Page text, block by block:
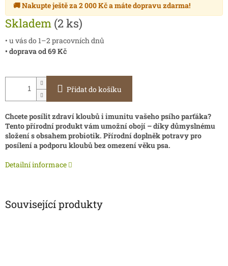
🚚 Nakupte ještě za2 000 Kča mátedopravu zdarma!
Skladem (2 ks)
• u vás do 1–2 pracovních dnů
• doprava od 69 Kč
Přidat do košíku
Chcete posílit zdraví kloubů i imunitu vašeho psího parťáka?
Tento přírodní produkt vám umožní obojí – díky důmyslnému
složení s obsahem probiotik. Přírodní doplněk potravy pro
posílení a podporu kloubů bez omezení věku psa.
Detailní informace
Související produkty